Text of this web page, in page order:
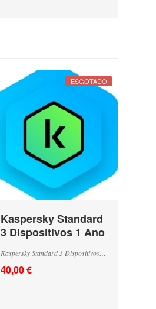
ESGOTADO
Kaspersky Standard
3 Dispositivos 1 Ano
Kaspersky Standard 3 Dispositivos 1 Ano Base - Renovação
40,00 €